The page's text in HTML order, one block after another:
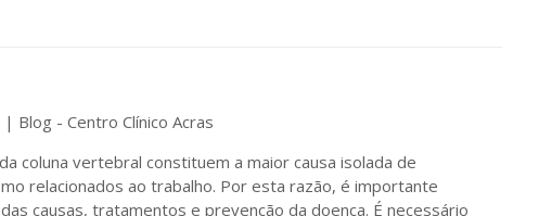
coluna vertebral constituem a maior causa isolada de
relacionados ao trabalho. Por esta razão, é importante
causas, tratamentos e prevenção da doença. É necessário